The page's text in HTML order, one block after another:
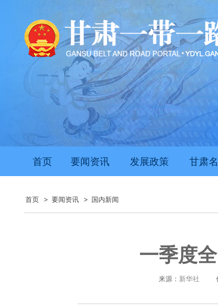
推动经济持续向新向优向好发展 甘肃上半年新质生
首页 要闻资讯 发展政策 甘肃
首页 > 要闻资讯 > 国内新闻
一季度
来源： 新华社